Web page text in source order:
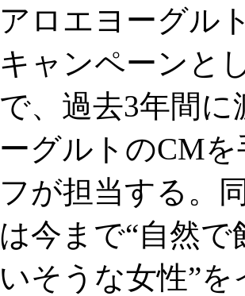
アロエヨーグル
キャンペーンと
で、過去3年間
ーグルトのCM
フが担当する。
は今まで“自然
いそうな女性”